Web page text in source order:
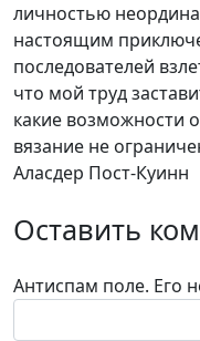
личностью
настоящим
последователей
что мой труд
какие возможности
вязание не
Аласдер Пост-Куинн
Оставить
Антиспам поле. Его